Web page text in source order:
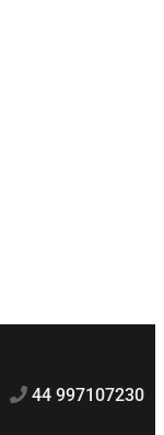
44 997107230